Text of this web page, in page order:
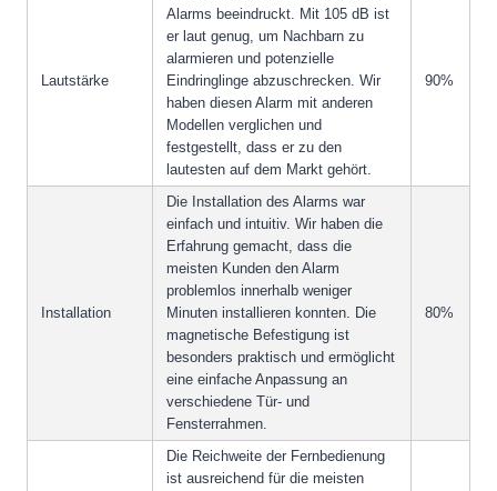
Lautstärke
Alarms beeindruckt. Mit 105 dB ist
er laut genug, um Nachbarn zu
alarmieren und potenzielle
Eindringlinge abzuschrecken. Wir
haben diesen Alarm mit anderen
Modellen verglichen und
festgestellt, dass er zu den
lautesten auf dem Markt gehört.
90%
Installation
Die Installation des Alarms war
einfach und intuitiv. Wir haben die
Erfahrung gemacht, dass die
meisten Kunden den Alarm
problemlos innerhalb weniger
Minuten installieren konnten. Die
magnetische Befestigung ist
besonders praktisch und ermöglicht
eine einfache Anpassung an
verschiedene Tür- und
Fensterrahmen.
80%
Die Reichweite der Fernbedienung
ist ausreichend für die meisten